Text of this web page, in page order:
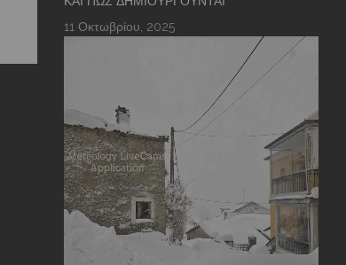
11 Οκτωβρίου, 2025